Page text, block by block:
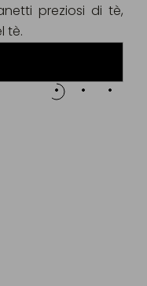
preziosi di tè,
tè.